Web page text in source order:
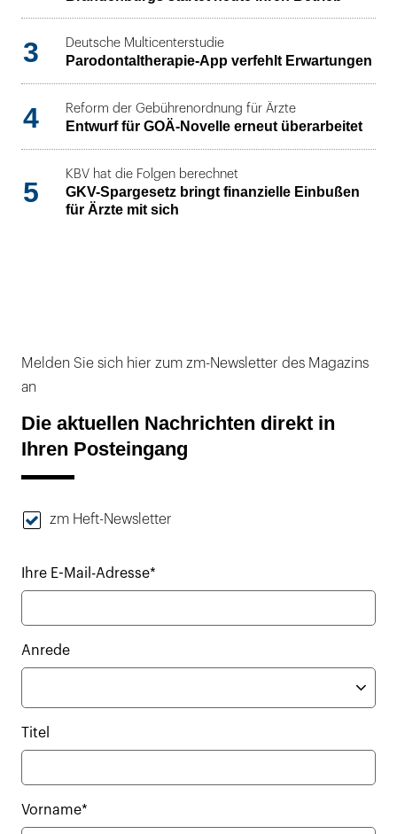
3 Deutsche Multicenterstudie
Parodontaltherapie-App verfehlt Erwartungen
4 Reform der Gebührenordnung für Ärzte
Entwurf für GOÄ-Novelle erneut überarbeitet
5
KBV hat die Folgen berechnet
GKV-Spargesetz bringt finanzielle Einbußen
für Ärzte mit sich
Melden Sie sich hier zum zm-Newsletter des Magazins
an
Die aktuellen Nachrichten direkt in
Ihren Posteingang
zm Heft-Newsletter
Ihre E-Mail-Adresse*
Anrede
Titel
Vorname*